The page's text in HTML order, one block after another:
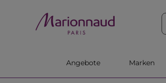
Angebote Marken